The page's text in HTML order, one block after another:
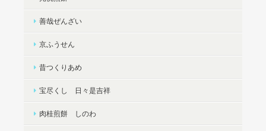
善哉ぜんざい
京ふうせん
昔つくりあめ
宝尽くし 日々是吉祥
肉桂煎餅 しのわ